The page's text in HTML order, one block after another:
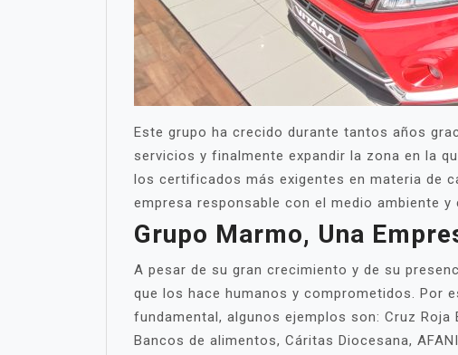
Este grupo ha crecido durante tantos años
servicios y finalmente expandir la zona en la
los certificados más exigentes en materia de
empresa responsable con el medio ambiente
Grupo Marmo, Una
A pesar de su gran crecimiento y de su
que los hace humanos y comprometidos. Por
fundamental, algunos ejemplos son: Cruz Roja
Bancos de alimentos, Cáritas Diocesana,